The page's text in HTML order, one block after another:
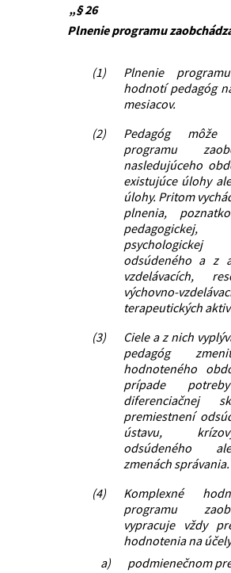
„§ 26
Plnenie programu
(1)
Plnenie
hodnotí pedagóg
mesiacov.
(2)
Pedagóg
programu
nasledujúceho
existujúce úlohy
úlohy. Pritom
plnenia,
odsúdeného a z
vzdelávacích,
výchovno-
terapeutických
(3)
Ciele a z nich
pedagóg
hodnoteného
prípade
diferenciačnej
premiestnení
ústavu,
odsúdeného
zmenách správania.
(4)
Komplexné
programu
vypracuje vždy
hodnotenia na
a)
podmienečnom